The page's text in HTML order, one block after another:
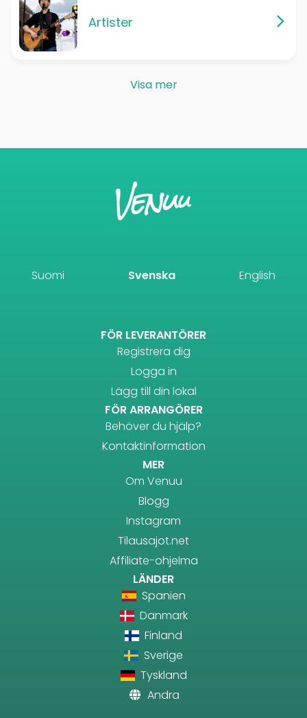
Artister
Visa mer
Suomi Svenska English
FÖR LEVERANTÖRER
Registrera dig
Logga in
Lägg till din lokal
FÖR ARRANGÖRER
Behöver du hjälp?
Kontaktinformation
MER
Om Venuu
Blogg
Instagram
Tilausajot.net
Affiliate-ohjelma
LÄNDER
Spanien
Danmark
Finland
Sverige
Tyskland
Andra